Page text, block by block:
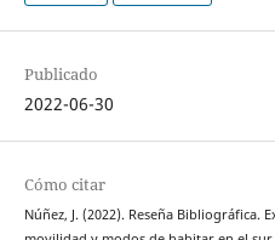
Publicado
2022-06-30
Cómo citar
Núñez, J. (2022). Reseña Bibliográfica.